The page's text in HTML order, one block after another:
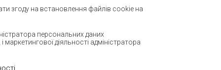
згоду на встановлення файлів cookie на
персональних даних
діяльності адміністратора
Світло-коричневі килими
Теракотові покриття